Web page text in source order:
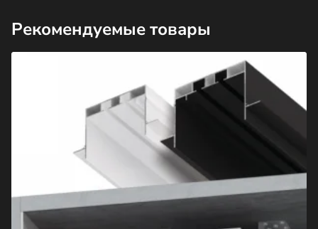
Рекомендуемые товары